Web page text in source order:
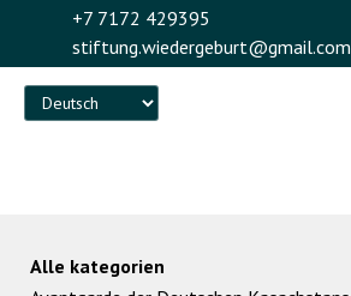
+7 7172 429395
stiftung.wiedergeburt@gmail.com
Language
Alle kategorien